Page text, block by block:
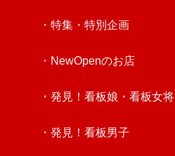
・特集・特別企画
・NewOpenのお店
・発見！看板娘・看板女将
・発見！看板男子